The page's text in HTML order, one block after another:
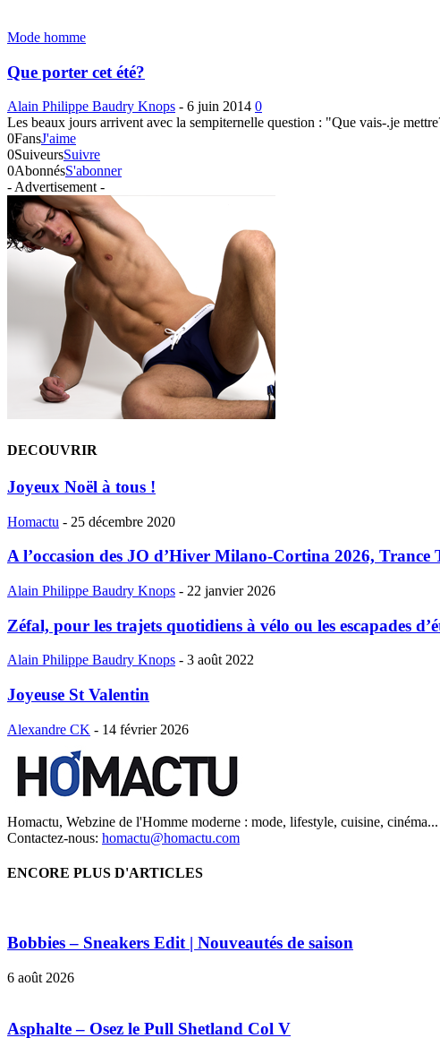
Mode homme
Que porter cet été?
Alain Philippe Baudry Knops - 6 juin 2014 0
Les beaux jours arrivent avec la sempiternelle question : "Que vais-.je
0FansJ'aime
0SuiveursSuivre
0AbonnésS'abonner
- Advertisement -
DECOUVRIR
Joyeux Noël à tous !
Homactu - 25 décembre 2020
A l’occasion des JO d’Hiver Milano-Cortina 2026, Trance
Alain Philippe Baudry Knops - 22 janvier 2026
Zéfal, pour les trajets quotidiens à vélo ou les escapades
Alain Philippe Baudry Knops - 3 août 2022
Joyeuse St Valentin
Alexandre CK - 14 février 2026
Homactu, Webzine de l'Homme moderne : mode, lifestyle, cuisine,
Contactez-nous: homactu@homactu.com
ENCORE PLUS D'ARTICLES
Bobbies – Sneakers Edit | Nouveautés de saison
6 août 2026
Asphalte – Osez le Pull Shetland Col V